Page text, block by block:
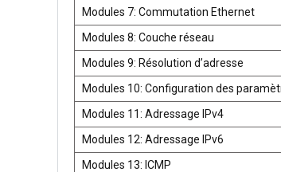
Modules 7: Commutation Ethernet
Modules 8: Couche réseau
Modules 9: Résolution d’adresse
Modules 10: Configuration des
Modules 11: Adressage IPv4
Modules 12: Adressage IPv6
Modules 13: ICMP